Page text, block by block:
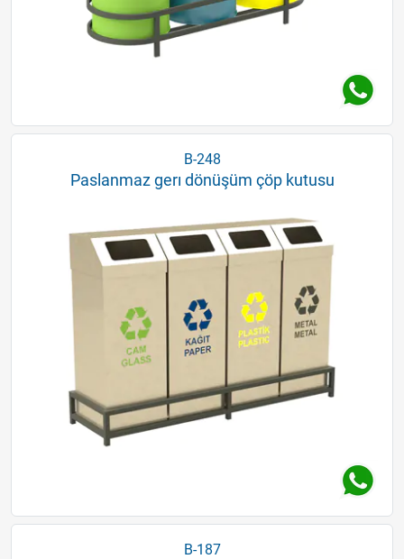
B-248
Paslanmaz gerı dönüşüm çöp kutusu
B-187